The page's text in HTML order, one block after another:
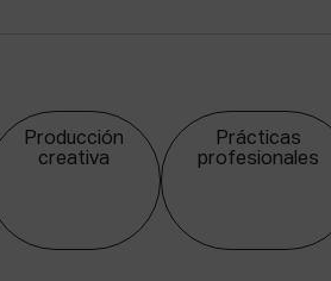
Producción
creativa
Prácticas
profesionales